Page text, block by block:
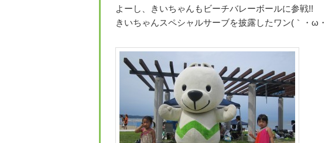
よーし、きいちゃんもビーチバレーボールに参戦!!
きいちゃんスペシャルサーブを披露したワン(｀・ω